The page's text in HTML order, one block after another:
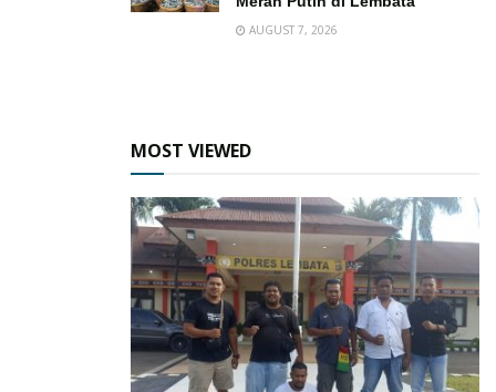
AUGUST 7, 2026
MOST VIEWED